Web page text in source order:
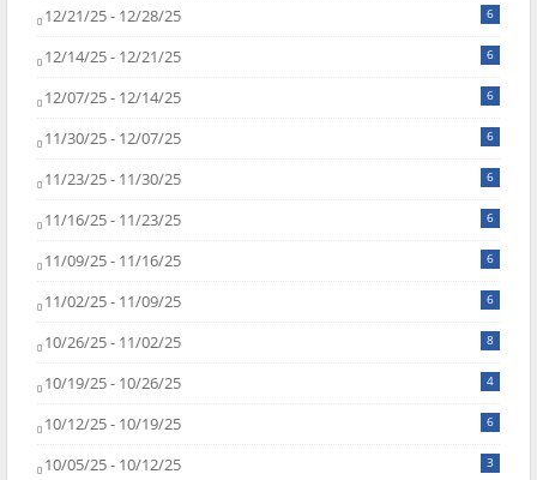
12/21/25 - 12/28/25 6
12/14/25 - 12/21/25 6
12/07/25 - 12/14/25 6
11/30/25 - 12/07/25 6
11/23/25 - 11/30/25 6
11/16/25 - 11/23/25 6
11/09/25 - 11/16/25 6
11/02/25 - 11/09/25 6
10/26/25 - 11/02/25 8
10/19/25 - 10/26/25 4
10/12/25 - 10/19/25 6
10/05/25 - 10/12/25 3